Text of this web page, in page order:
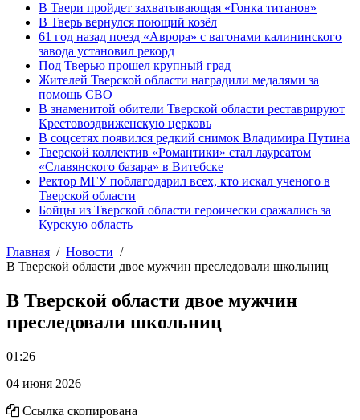
В Твери пройдет захватывающая «Гонка титанов»
В Тверь вернулся поющий козёл
61 год назад поезд «Аврора» с вагонами калининского
завода установил рекорд
Под Тверью прошел крупный град
Жителей Тверской области наградили медалями за
помощь СВО
В знаменитой обители Тверской области реставрируют
Крестовоздвиженскую церковь
В соцсетях появился редкий снимок Владимира Путина
Тверской коллектив «Романтики» стал лауреатом
«Славянского базара» в Витебске
Ректор МГУ поблагодарил всех, кто искал ученого в
Тверской области
Бойцы из Тверской области героически сражались за
Курскую область
Главная
Новости
В Тверской области двое мужчин преследовали школьниц
В Тверской области двое мужчин
преследовали школьниц
01:26
04 июня 2026
Ссылка скопирована